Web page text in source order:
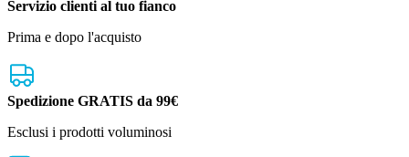
Servizio clienti al tuo fianco
Prima e dopo l'acquisto
Spedizione GRATIS da 99€
Esclusi i prodotti voluminosi